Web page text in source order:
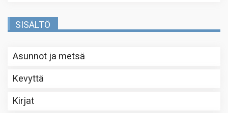
SISÄLTÖ
Asunnot ja metsä
Kevyttä
Kirjat